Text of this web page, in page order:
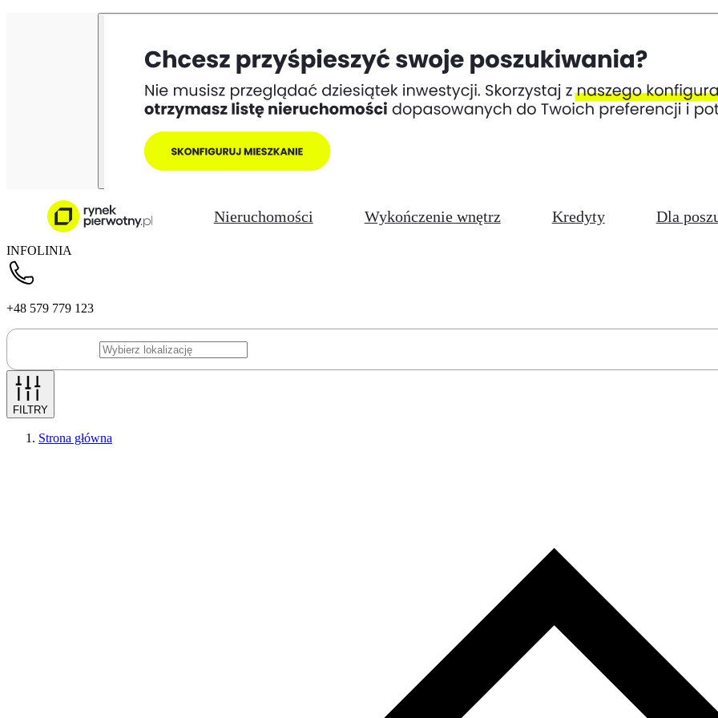
Nieruchomości Wykończenie wnętrz Kredyty Dla
INFOLINIA
+48 579 779 123
FILTRY
Strona główna